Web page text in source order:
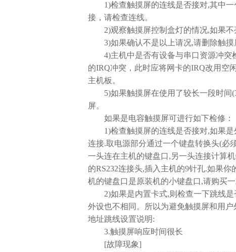
1)检查触摸屏的连线是否接对,其中一
接，请检查连线。
2)观察触摸屏控制盒灯的情况,如果不
3)如果确认不是以上请况,请删除触摸
4)主机中是否有设备与串口资源冲突
的IRQ冲突，此时应将网卡的IRQ改用空
主机板。
5)如果触摸屏在使用了较长一段时间
屏。
如果是电容触摸屏可进行如下检修：
1)检查触摸屏的连线是否接对,如果是
连接.取电源部分通过一个键盘转换头(必
一头连在主机的键盘口,另一头连接计算
的RS232连接头,插入主机的9针孔.如果
机的键盘口是原装机的小键盘口,请购买
2)如果是内置卡式,则检查一下跳线是
外设也不相同。所以为避免触摸屏和用
地址跳线设置说明:
3.触摸屏响应时间很长
[故障现象]